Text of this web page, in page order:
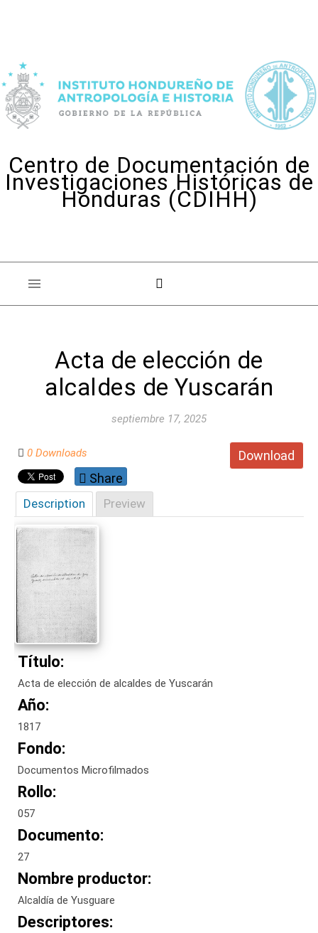
Centro de Documentación de
Investigaciones Históricas de
Honduras (CDIHH)
Acta de elección de
alcaldes de Yuscarán
septiembre 17, 2025
Download
0 Downloads
Share
Description Preview
Título:
Acta de elección de alcaldes de Yuscarán
Año:
1817
Fondo:
Documentos Microfilmados
Rollo:
057
Documento:
27
Nombre productor:
Alcaldía de Yusguare
Descriptores: